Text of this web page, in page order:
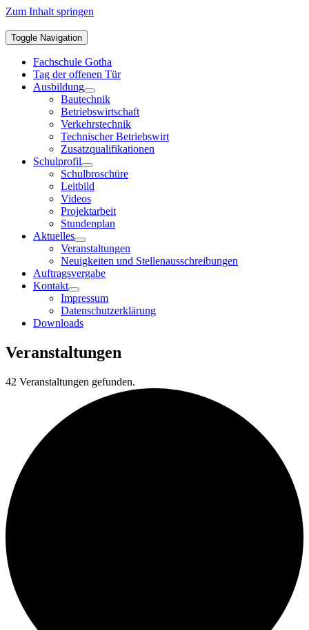
Zum Inhalt springen
Toggle Navigation
Fachschule Gotha
Tag der offenen Tür
Ausbildung
Bautechnik
Betriebswirtschaft
Verkehrstechnik
Technischer Betriebswirt
Zusatzqualifikationen
Schulprofil
Schulbroschüre
Leitbild
Videos
Projektarbeit
Stundenplan
Aktuelles
Veranstaltungen
Neuigkeiten und Stellenausschreibungen
Auftragsvergabe
Kontakt
Impressum
Datenschutzerklärung
Downloads
Veranstaltungen
42 Veranstaltungen gefunden.